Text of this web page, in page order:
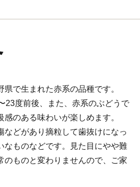
で生まれた赤系の品種です。
23度前後、また、赤系のぶどうで
のある味わいが楽しめます。
どがあり摘粒して歯抜けになっ
なものなどです。見た目にやや難
のものと変わりませんので、ご家